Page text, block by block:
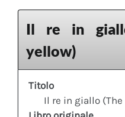
Il re in
yellow)
Titolo
Il re in giallo